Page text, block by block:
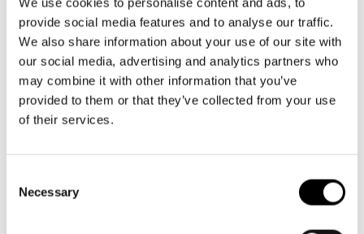
provide social media features and to analyse our traffic.
We also share information about your use of our site with
our social media, advertising and analytics partners who
may combine it with other information that you’ve
provided to them or that they’ve collected from your use
of their services.
Selection
Necessary
Presentkort
Tillgänglighet
Frågor & svar
Platskarta
Företag
Guidning
Teaterns verksamhet
Ensemble
Historia
Kontaktuppgifter
Press
LOGGA IN
BILJETTER
Köp biljetter
biljetter@svenskateatern.fi
Biljettkassan öppnar 11.8